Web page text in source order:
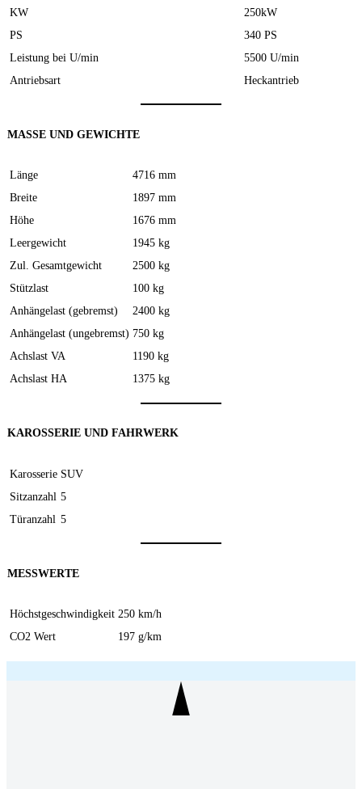
KW
250kW
PS
340 PS
Leistung bei U/min
5500 U/min
Antriebsart
Heckantrieb
MASSE UND GEWICHTE
Länge
4716 mm
Breite
1897 mm
Höhe
1676 mm
Leergewicht
1945 kg
Zul. Gesamtgewicht
2500 kg
Stützlast
100 kg
Anhängelast (gebremst)
2400 kg
Anhängelast (ungebremst) 750 kg
Achslast VA
1190 kg
Achslast HA
1375 kg
KAROSSERIE UND FAHRWERK
Karosserie SUV
Sitzanzahl 5
Türanzahl 5
MESSWERTE
Höchstgeschwindigkeit 250 km/h
CO2 Wert
197 g/km